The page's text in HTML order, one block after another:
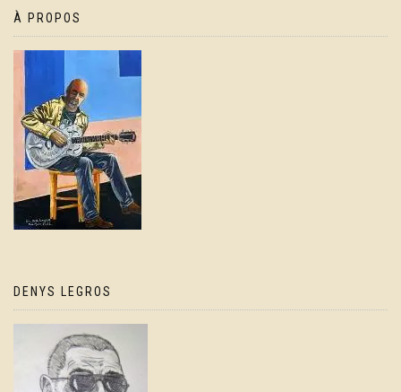
À PROPOS
DENYS LEGROS